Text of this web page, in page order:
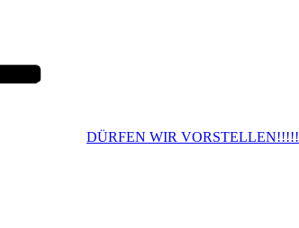
DÜRFEN WIR VORSTELLEN!!!!!